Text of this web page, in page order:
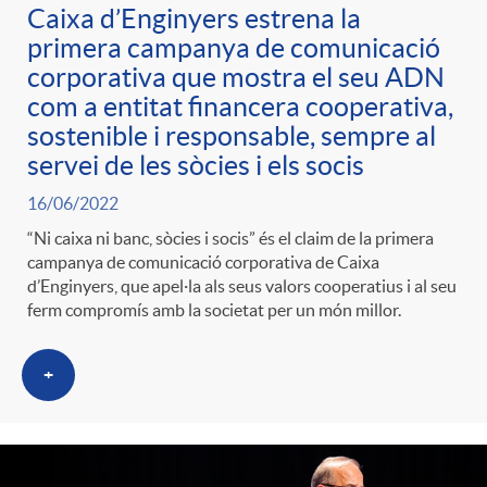
r
a
S
a
l
a
ó
p
e
r
c
a
t
t
e
n
i
d
o
A
l
i
c
a
d
o
r
Caixa d’Enginyers estrena la
primera campanya de comunicació
corporativa que mostra el seu ADN
com a entitat financera cooperativa,
sostenible i responsable, sempre al
servei de les sòcies i els socis
16/06/2022
“Ni caixa ni banc, sòcies i socis” és el claim de la primera
campanya de comunicació corporativa de Caixa
d’Enginyers, que apel·la als seus valors cooperatius i al seu
ferm compromís amb la societat per un món millor.
+